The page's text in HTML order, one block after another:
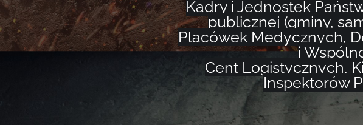
Kadry i Jednostek
publicznej (gminy,
Placówek Medycznych,
i
Cent Logistycznych,
Inspektorów